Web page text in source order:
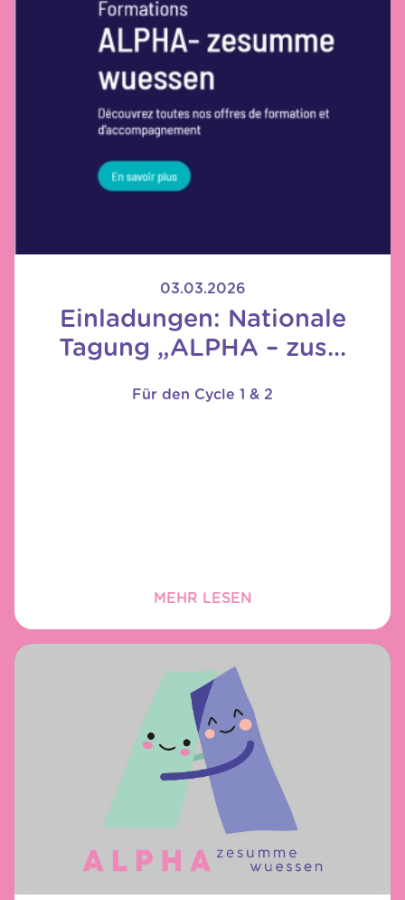
03.03.2026
Einladungen: Nationale
Tagung „ALPHA – zus...
Für den Cycle 1 & 2
MEHR LESEN